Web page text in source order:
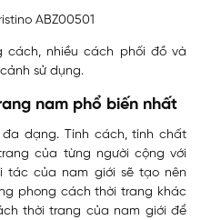
ABZ00501
cách, nhiều cách phối đồ và
sử dụng.
nam phổ biến nhất
dạng. Tính cách, tính chất
của từng người cộng với
tác của nam giới sẽ tạo nên
phong cách thời trang khác
thời trang của nam giới để